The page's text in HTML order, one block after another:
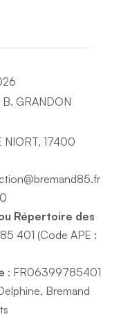
B. GRANDON
NIORT, 17400
Répertoire des
401 (Code APE :
: FR06399785401
Bremand